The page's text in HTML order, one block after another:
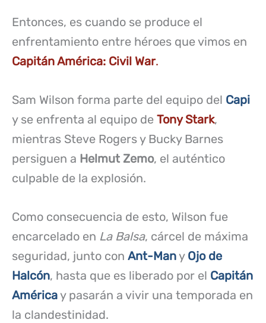
Entonces, es cuando se produce el
enfrentamiento entre héroes que vimos en
Capitán América: Civil War.
Sam Wilson forma parte del equipo del Capi
y se enfrenta al equipo de Tony Stark,
mientras Steve Rogers y Bucky Barnes
persiguen a Helmut Zemo, el auténtico
culpable de la explosión.
Como consecuencia de esto, Wilson fue
encarcelado en La Balsa, cárcel de máxima
seguridad, junto con Ant-Many Ojo de
Halcón, hasta que es liberado por el Capitán
Américay pasarán a vivir una temporada en
la clandestinidad.